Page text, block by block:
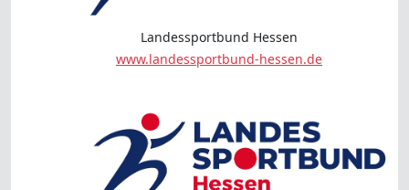
Landessportbund Hessen
www.landessportbund-hessen.de